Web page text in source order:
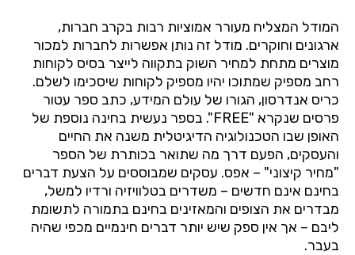
המודל המצליח מעורר אמוציות רבות בקרב חברות,
ארגונים וחוקרים. מודל זה נותן אפשרות לחברות למכור
מוצרים מתחת למחיר השוק בתקווה לייצר בסיס לקוחות
רחב מספיק שמתוכו יהיו מספיק לקוחות שיסכימו לשלם.
כריס אנדרסון, הגורו של עולם המידע, כתב ספר עטור
פרסים שנקרא "FREE". בספר נעשית בחינה נוספת של
האופן שבו הטכנולוגיה הדיגיטלית משנה את החיים
והעסקים, הפעם דרך מה שתואר בכותרת של הספר
"מחיר קיצוני" – אפס. עסקים שמבוססים על הצעת דברים
בחינם אינם חדשים – משדרים בטלוויזיה ורדיו למשל,
מבדרים את הצופים והמאזינים בחינם בתמורה לתשומת
ליבם – אך אין ספק שיש יותר דברים חינמיים מכפי שהיה
בעבר.